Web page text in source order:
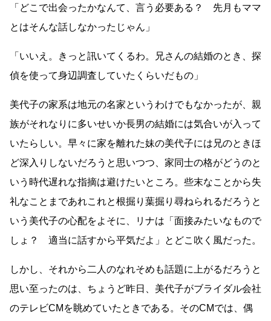
「どこで出会ったかなんて、言う必要ある？ 先月もママ
とはそんな話しなかったじゃん」
「いいえ。きっと訊いてくるわ。兄さんの結婚のとき、探
偵を使って身辺調査していたくらいだもの」
美代子の家系は地元の名家というわけでもなかったが、親
族がそれなりに多いせいか長男の結婚には気合いが入って
いたらしい。早々に家を離れた妹の美代子には兄のときほ
ど深入りしないだろうと思いつつ、家同士の格がどうのと
いう時代遅れな指摘は避けたいところ。些末なことから失
礼なことまであれこれと根掘り葉掘り尋ねられるだろうと
いう美代子の心配をよそに、リナは「面接みたいなもので
しょ？ 適当に話すから平気だよ」とどこ吹く風だった。
しかし、それから二人のなれそめも話題に上がるだろうと
思い至ったのは、ちょうど昨日、美代子がブライダル会社
のテレビCMを眺めていたときである。そのCMでは、偶